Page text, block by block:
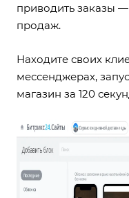
приводить заказы
продаж.
Находите своих
мессенджерах,
магазин за 120